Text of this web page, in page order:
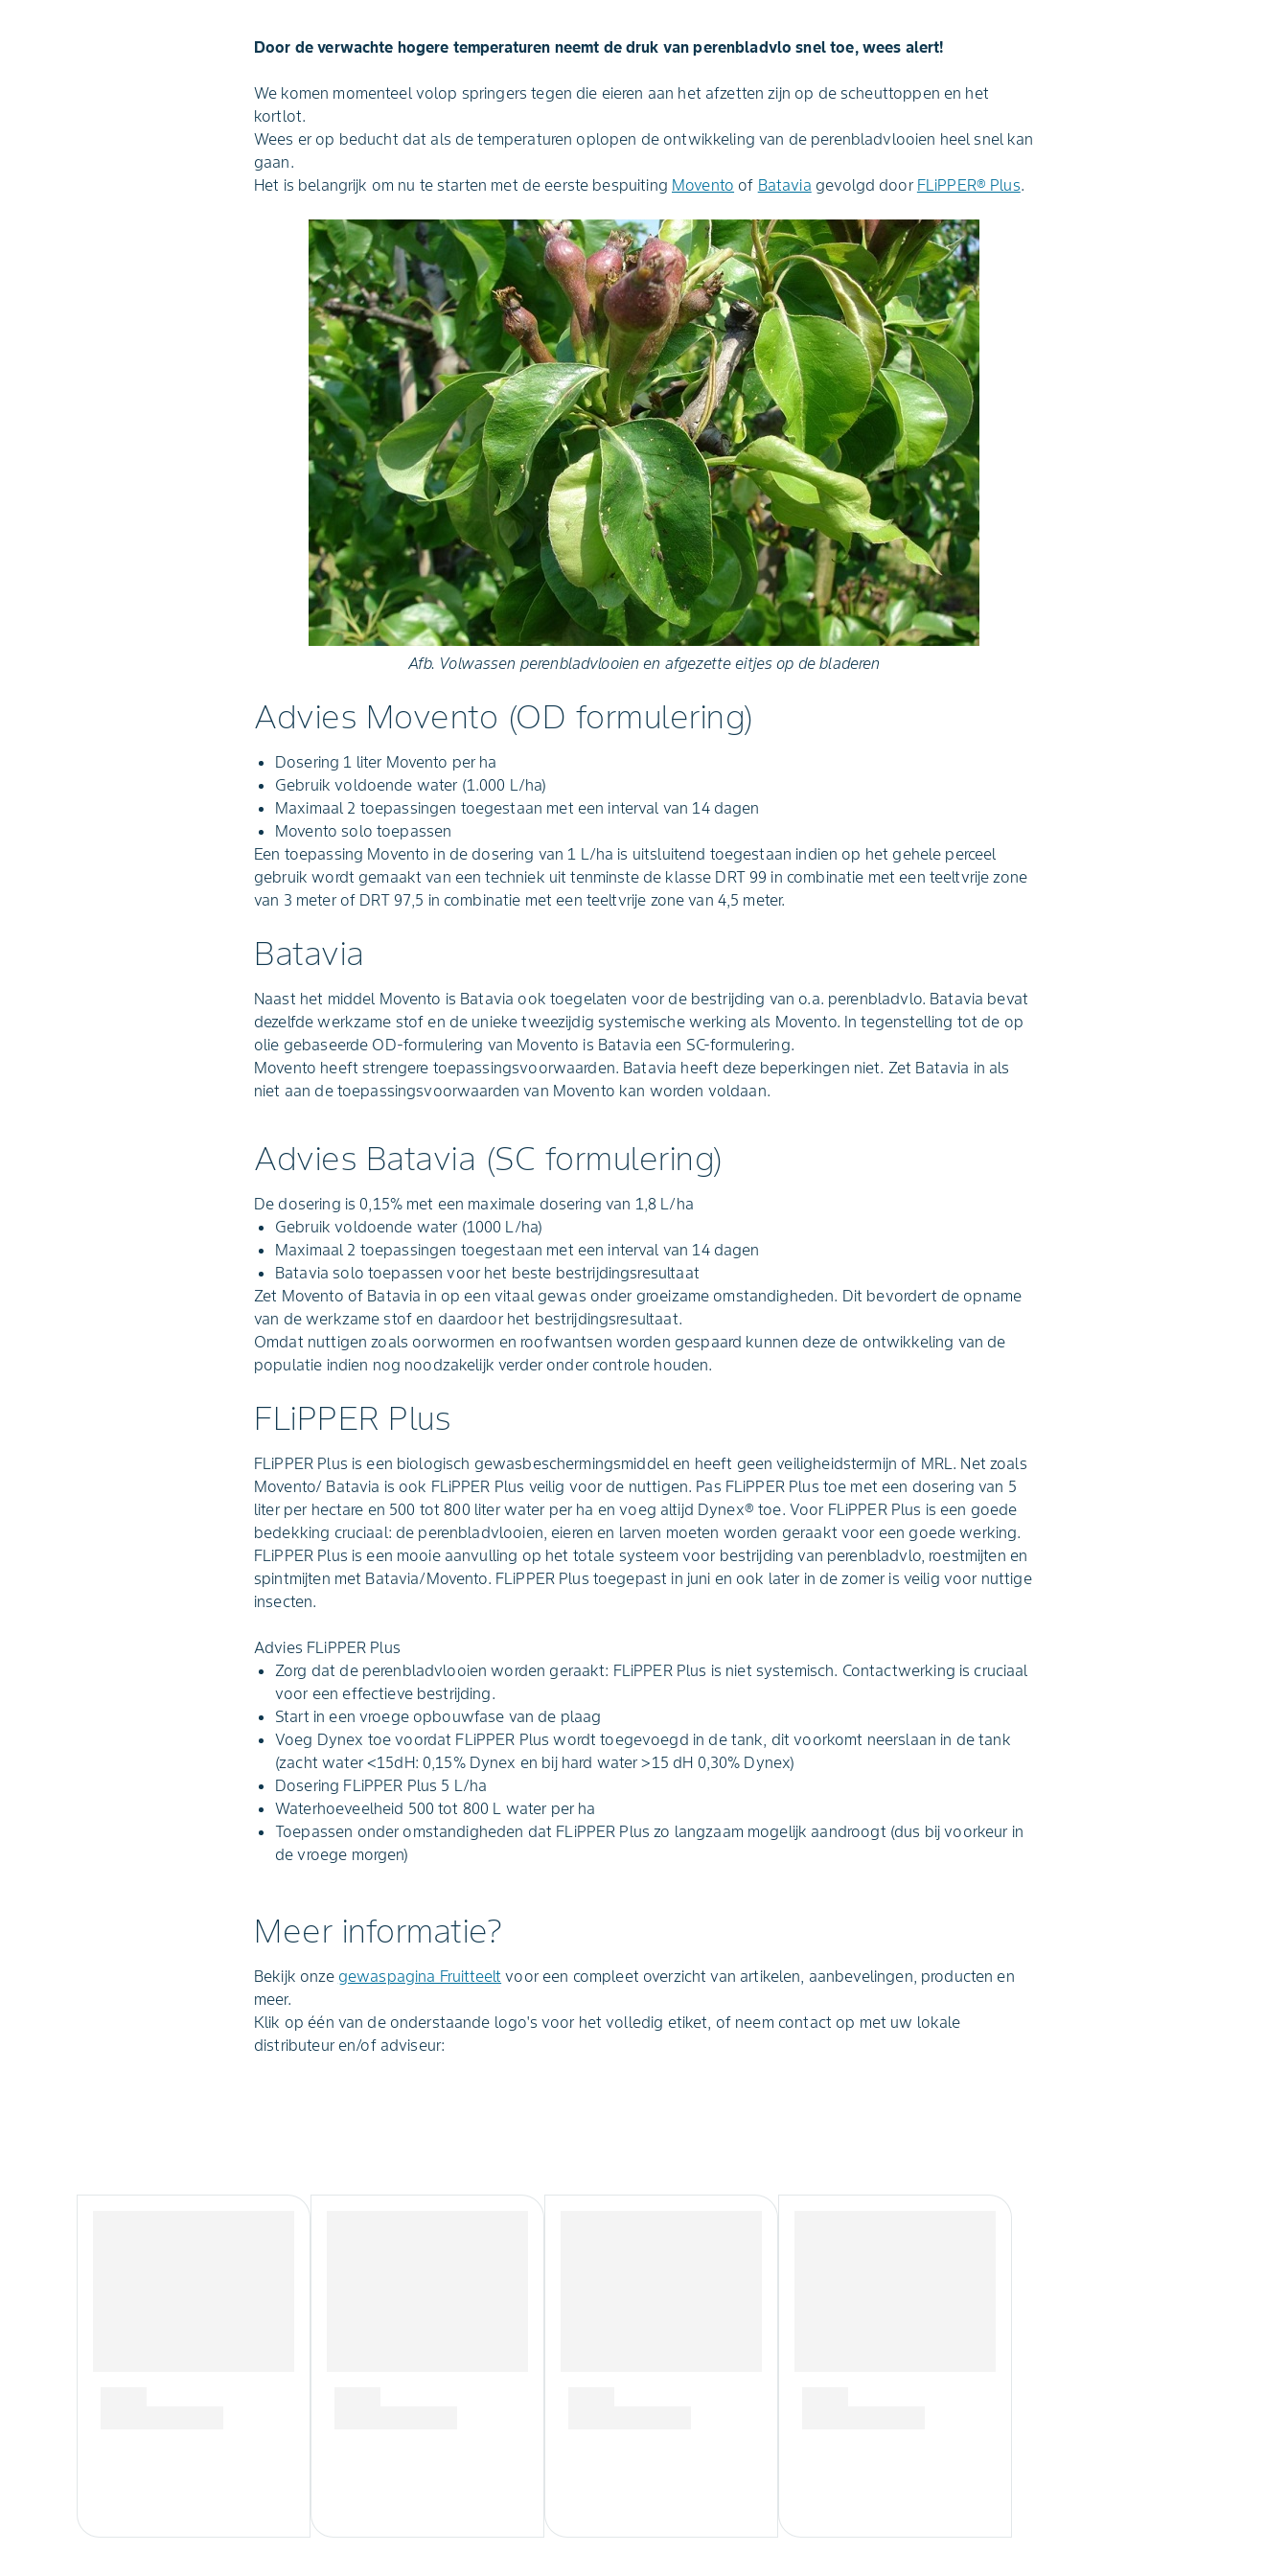
Door de verwachte hogere temperaturen neemt de druk van perenbladvlo snel toe, wees alert!
We komen momenteel volop springers tegen die eieren aan het afzetten zijn op de scheuttoppen en het
kortlot.
Wees er op beducht dat als de temperaturen oplopen de ontwikkeling van de perenbladvlooien heel snel kan
gaan.
Het is belangrijk om nu te starten met de eerste bespuiting Movento of Batavia gevolgd door FLiPPER® Plus.
Afb. Volwassen perenbladvlooien en afgezette eitjes op de bladeren
Advies Movento (OD formulering)
Dosering 1 liter Movento per ha
Gebruik voldoende water (1.000 L/ha)
Maximaal 2 toepassingen toegestaan met een interval van 14 dagen
Movento solo toepassen
Een toepassing Movento in de dosering van 1 L/ha is uitsluitend toegestaan indien op het gehele perceel
gebruik wordt gemaakt van een techniek uit tenminste de klasse DRT 99 in combinatie met een teeltvrije zone
van 3 meter of DRT 97,5 in combinatie met een teeltvrije zone van 4,5 meter.
Batavia
Naast het middel Movento is Batavia ook toegelaten voor de bestrijding van o.a. perenbladvlo. Batavia bevat
dezelfde werkzame stof en de unieke tweezijdig systemische werking als Movento. In tegenstelling tot de op
olie gebaseerde OD-formulering van Movento is Batavia een SC-formulering.
Movento heeft strengere toepassingsvoorwaarden. Batavia heeft deze beperkingen niet. Zet Batavia in als
niet aan de toepassingsvoorwaarden van Movento kan worden voldaan.
Advies Batavia (SC formulering)
De dosering is 0,15% met een maximale dosering van 1,8 L/ha
Gebruik voldoende water (1000 L/ha)
Maximaal 2 toepassingen toegestaan met een interval van 14 dagen
Batavia solo toepassen voor het beste bestrijdingsresultaat
Zet Movento of Batavia in op een vitaal gewas onder groeizame omstandigheden. Dit bevordert de opname
van de werkzame stof en daardoor het bestrijdingsresultaat.
Omdat nuttigen zoals oorwormen en roofwantsen worden gespaard kunnen deze de ontwikkeling van de
populatie indien nog noodzakelijk verder onder controle houden.
FLiPPER Plus
FLiPPER Plus is een biologisch gewasbeschermingsmiddel en heeft geen veiligheidstermijn of MRL. Net zoals
Movento/ Batavia is ook FLiPPER Plus veilig voor de nuttigen. Pas FLiPPER Plus toe met een dosering van 5
liter per hectare en 500 tot 800 liter water per ha en voeg altijd Dynex® toe. Voor FLiPPER Plus is een goede
bedekking cruciaal: de perenbladvlooien, eieren en larven moeten worden geraakt voor een goede werking.
FLiPPER Plus is een mooie aanvulling op het totale systeem voor bestrijding van perenbladvlo, roestmijten en
spintmijten met Batavia/Movento. FLiPPER Plus toegepast in juni en ook later in de zomer is veilig voor nuttige
insecten.
Advies FLiPPER Plus
Zorg dat de perenbladvlooien worden geraakt: FLiPPER Plus is niet systemisch. Contactwerking is cruciaal
voor een effectieve bestrijding.
Start in een vroege opbouwfase van de plaag
Voeg Dynex toe voordat FLiPPER Plus wordt toegevoegd in de tank, dit voorkomt neerslaan in de tank
(zacht water <15dH: 0,15% Dynex en bij hard water >15 dH 0,30% Dynex)
Dosering FLiPPER Plus 5 L/ha
Waterhoeveelheid 500 tot 800 L water per ha
Toepassen onder omstandigheden dat FLiPPER Plus zo langzaam mogelijk aandroogt (dus bij voorkeur in
de vroege morgen)
Meer informatie?
Bekijk onze gewaspagina Fruitteelt voor een compleet overzicht van artikelen, aanbevelingen, producten en
meer.
Klik op één van de onderstaande logo's voor het volledig etiket, of neem contact op met uw lokale
distributeur en/of adviseur: